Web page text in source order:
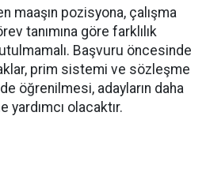
maaşın pozisyona, çalışma
tanımına göre farklılık
Başvuru öncesinde
prim sistemi ve sözleşme
öğrenilmesi, adayların daha
yardımcı olacaktır.